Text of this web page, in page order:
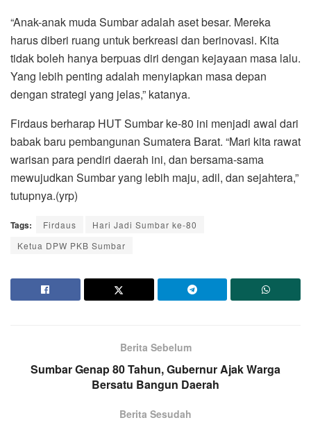
“Anak-anak muda Sumbar adalah aset besar. Mereka
harus diberi ruang untuk berkreasi dan berinovasi. Kita
tidak boleh hanya berpuas diri dengan kejayaan masa lalu.
Yang lebih penting adalah menyiapkan masa depan
dengan strategi yang jelas,” katanya.
Firdaus berharap HUT Sumbar ke-80 ini menjadi awal dari
babak baru pembangunan Sumatera Barat. “Mari kita rawat
warisan para pendiri daerah ini, dan bersama-sama
mewujudkan Sumbar yang lebih maju, adil, dan sejahtera,”
tutupnya.(yrp)
Tags: Firdaus
Hari Jadi Sumbar ke-80
Ketua DPW PKB Sumbar
Berita Sebelum
Sumbar Genap 80 Tahun, Gubernur Ajak Warga
Bersatu Bangun Daerah
Berita Sesudah